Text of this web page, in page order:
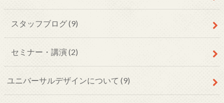
スタッフブログ(9)
セミナー・講演 (2)
ユニバーサルデザインについて (9)